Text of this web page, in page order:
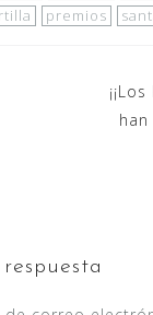
premios